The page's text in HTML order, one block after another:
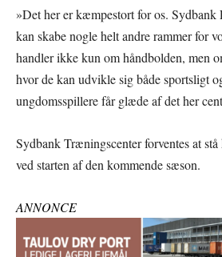
»Det her er kæmpestort for os. Sydbank
kan skabe nogle helt andre rammer for
handler ikke kun om håndbolden, men
hvor de kan udvikle sig både sportsligt
ungdomsspillere får glæde af det her
Sydbank Træningscenter forventes at
ved starten af den kommende sæson.
ANNONCE